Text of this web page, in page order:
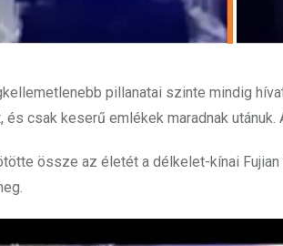
pillanatai szinte mindig
csak keserű emlékek maradnak
össze az életét a délkelet-kínai